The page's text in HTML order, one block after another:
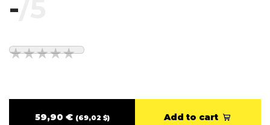
-
59,90 € (69,02 $) Add to cart